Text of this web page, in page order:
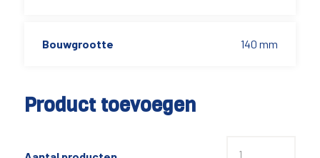
Product toevoegen
Bouwgrootte 140 mm